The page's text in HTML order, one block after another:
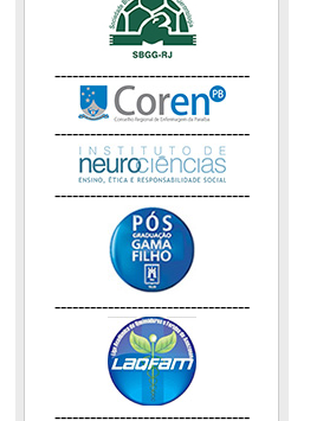
---------------------------------
---------------------------------
---------------------------------
---------------------------------
---------------------------------